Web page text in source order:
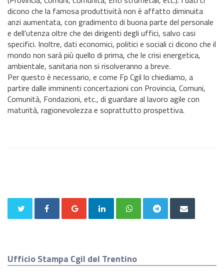
dicono che la famosa produttività non è affatto diminuita
anzi aumentata, con gradimento di buona parte del personale
e dell’utenza oltre che dei dirigenti degli uffici, salvo casi
specifici. Inoltre, dati economici, politici e sociali ci dicono che il
mondo non sarà più quello di prima, che le crisi energetica,
ambientale, sanitaria non si risolveranno a breve.
Per questo è necessario, e come Fp Cgil lo chiediamo, a
partire dalle imminenti concertazioni con Provincia, Comuni,
Comunità, Fondazioni, etc., di guardare al lavoro agile con
maturità, ragionevolezza e soprattutto prospettiva.
Ufficio Stampa Cgil del Trentino